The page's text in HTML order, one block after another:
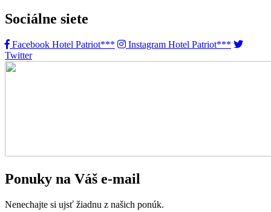
Sociálne siete
Facebook Hotel Patriot***
Instagram Hotel Patriot***
Twitter
Ponuky na Váš e-mail
Nenechajte si ujsť žiadnu z našich ponúk.